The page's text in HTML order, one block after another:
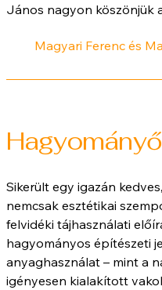
János nagyon köszönjük
Magyari Ferenc és
Sikerült egy igazán
nemcsak esztétikai
felvidéki tájhasználati
hagyományos építészeti
anyaghasználat – mint a
igényesen kialakított